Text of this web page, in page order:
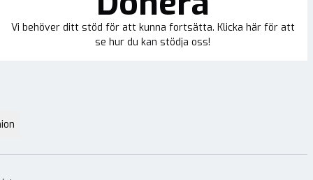
Vi behöver ditt stöd för att kunna fortsätta. Klicka här för att
se hur du kan stödja oss!